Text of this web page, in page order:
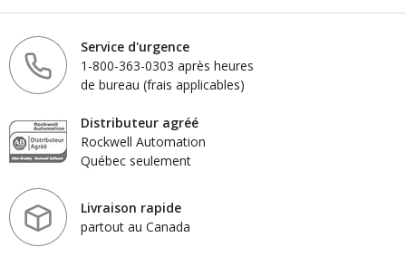
Service d'urgence
1-800-363-0303 après heures
de bureau (frais applicables)
Distributeur agréé
Rockwell Automation
Québec seulement
Livraison rapide
partout au Canada